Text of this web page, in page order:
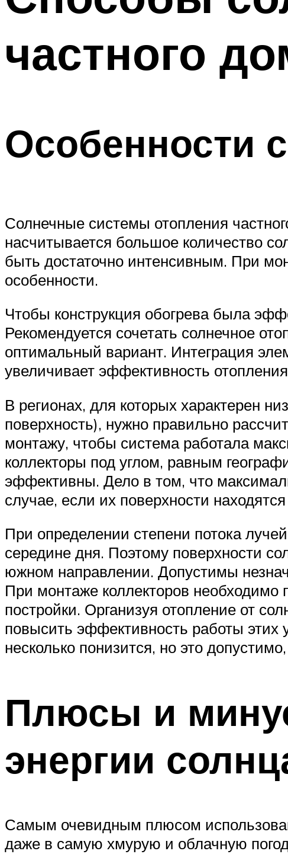
частного
Особенности
Солнечные системы отопления
насчитывается большое количество
быть достаточно интенсивным. При
особенности.
Чтобы конструкция обогрева была
Рекомендуется сочетать солнечное
оптимальный вариант. Интеграция
увеличивает эффективность
В регионах, для которых характерен
поверхность), нужно правильно
монтажу, чтобы система работала
коллекторы под углом, равным
эффективны. Дело в том, что
случае, если их поверхности
При определении степени потока
середине дня. Поэтому поверхности
южном направлении. Допустимы
При монтаже коллекторов необходимо
постройки. Организуя отопление от
повысить эффективность работы
несколько понизится, но это
Плюсы и
энергии
Самым очевидным плюсом
даже в самую хмурую и облачную